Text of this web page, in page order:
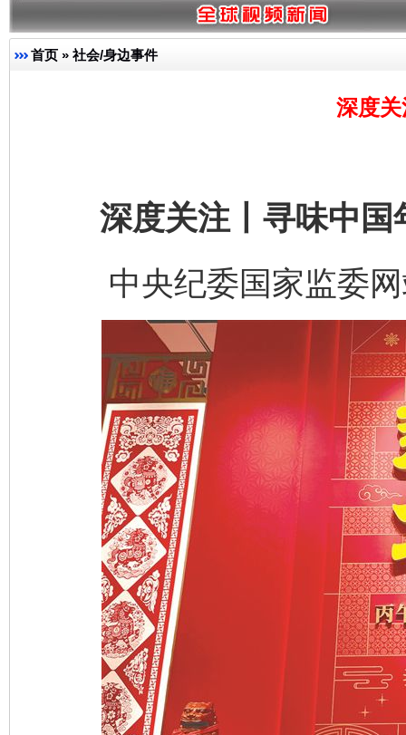
首页 » 社会/身边事件
深度
深度关注丨寻味中国
中央纪委国家监委网